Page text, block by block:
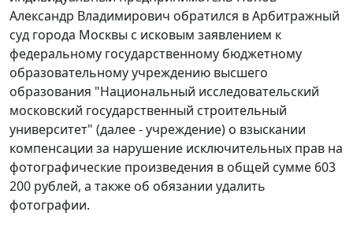
Александр Владимирович обратился в Арбитражный
суд города Москвы с исковым заявлением к
федеральному государственному бюджетному
образовательному учреждению высшего
образования "Национальный исследовательский
московский государственный строительный
университет" (далее - учреждение) о взыскании
компенсации за нарушение исключительных прав на
фотографические произведения в общей сумме 603
200 рублей, а также об обязании удалить
фотографии.